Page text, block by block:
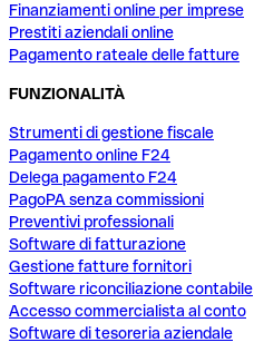
Finanziamenti online per imprese
Prestiti aziendali online
Pagamento rateale delle fatture
FUNZIONALITÀ
Strumenti di gestione fiscale
Pagamento online F24
Delega pagamento F24
PagoPA senza commissioni
Preventivi professionali
Software di fatturazione
Gestione fatture fornitori
Software riconciliazione contabile
Accesso commercialista al conto
Software di tesoreria aziendale